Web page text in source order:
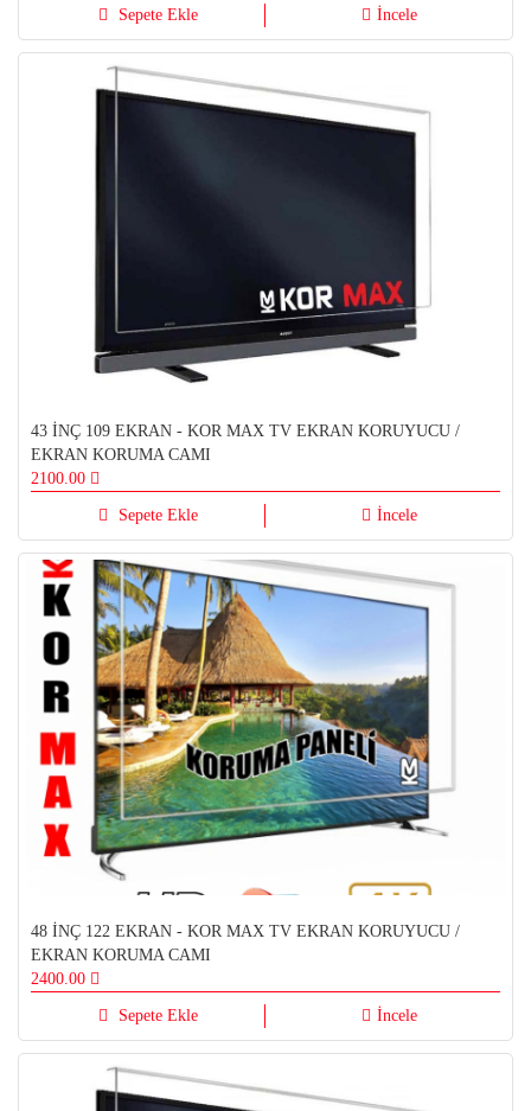
Sepete Ekle İncele
43 İNÇ 109 EKRAN - KOR MAX TV EKRAN KORUYUCU /
EKRAN KORUMA CAMI
2100.00
Sepete Ekle İncele
48 İNÇ 122 EKRAN - KOR MAX TV EKRAN KORUYUCU /
EKRAN KORUMA CAMI
2400.00
Sepete Ekle İncele